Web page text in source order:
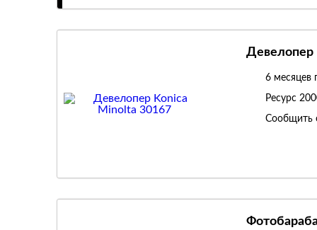
Девелопер
6 месяцев
Ресурс
Сообщить